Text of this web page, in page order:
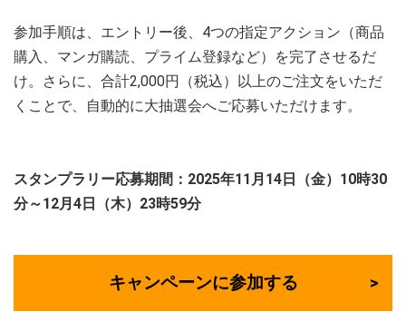
参加手順は、エントリー後、4つの指定アクション（商品
購入、マンガ購読、プライム登録など）を完了させるだ
け。さらに、合計2,000円（税込）以上のご注文をいただ
くことで、自動的に大抽選会へご応募いただけます。
スタンプラリー応募期間：2025年11月14日（金）10時30
分～12月4日（木）23時59分
キャンペーンに参加する